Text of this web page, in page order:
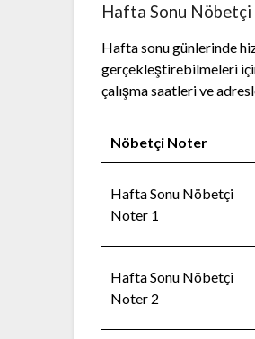
Hafta Sonu
Hafta sonu günlerinde
gerçekleştirebilmeleri
çalışma saatleri ve
Nöbetçi Noter
Hafta Sonu Nöbetçi
Noter 1
Hafta Sonu Nöbetçi
Noter 2